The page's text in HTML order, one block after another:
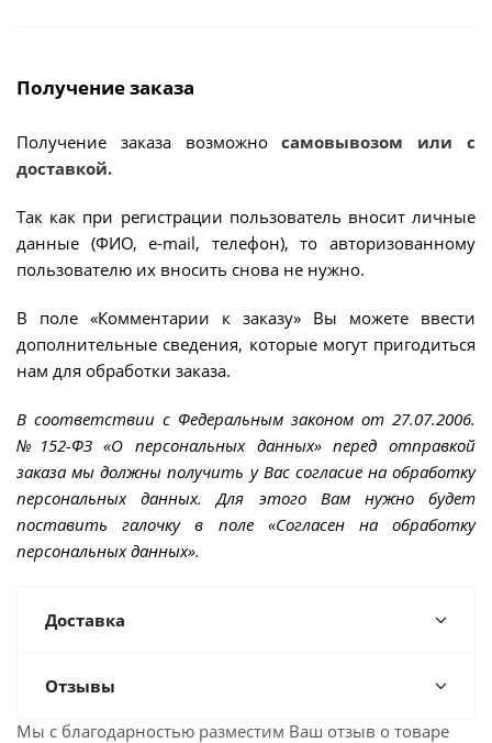
Получение заказа
Получение заказа возможносамовывозом или с
доставкой.
Так как при регистрации пользователь вносит личные
данные (ФИО, e-mail, телефон), то авторизованному
пользователю их вносить снова не нужно.
В поле «Комментарии к заказу» Вы можете ввести
дополнительные сведения, которые могут пригодиться
нам для обработки заказа.
В соответствии с Федеральным законом от 27.07.2006.
№152-ФЗ «О персональных данных» перед отправкой
заказа мы должны получить у Вас согласие на обработку
персональных данных. Для этого Вам нужно будет
поставить галочку в поле «Согласен на обработку
персональных данных».
Доставка
Отзывы
Мы с благодарностью разместим Ваш отзыв о товаре